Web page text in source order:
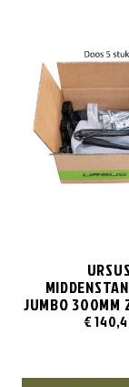
URSUS
JUMBO 300MM
€